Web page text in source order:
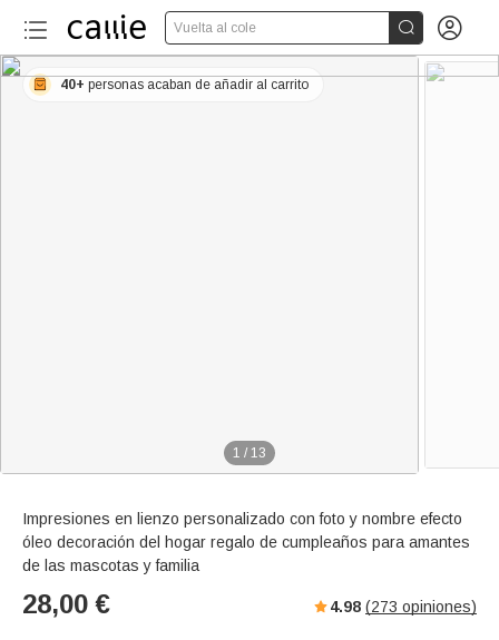
Vuelta al cole  
1 / 13
40+ personas acaban de añadir al carrito
Impresiones en lienzo personalizado con foto y nombre efecto
óleo decoración del hogar regalo de cumpleaños para amantes
de las mascotas y familia
28,00 € 4.98 (273 opiniones)